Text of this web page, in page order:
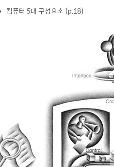
컴퓨터 5대 구성요소 (p.18)